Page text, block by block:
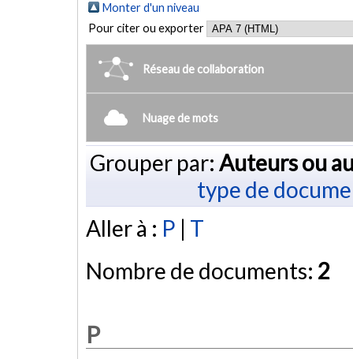
Monter d'un niveau
Pour citer ou exporter
Réseau de collaboration
Nuage de mots
Grouper par: Auteurs ou
type de
Aller à : P | T
Nombre de documents: 2
P